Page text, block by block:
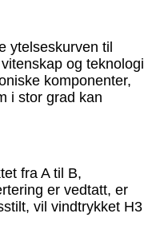
ytelseskurven til
og teknologi
komponenter,
i stor grad kan
fra A til B,
er vedtatt, er
vil vindtrykket H3